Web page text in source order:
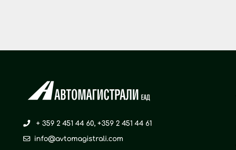
+ 359 2 451 44 60, +359 2 451 44 61
info@avtomagistrali.com